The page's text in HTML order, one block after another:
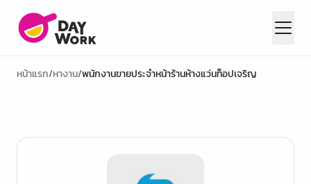
หน้าแรก/หางาน/พนักงานขายประจำหน้าร้านห้างแว่นท็อปเจริญ